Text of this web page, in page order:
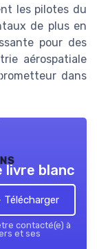
les pilotes du
de plus en
pour des
aérospatiale
dans
livre blanc
contacté(e) à
et ses